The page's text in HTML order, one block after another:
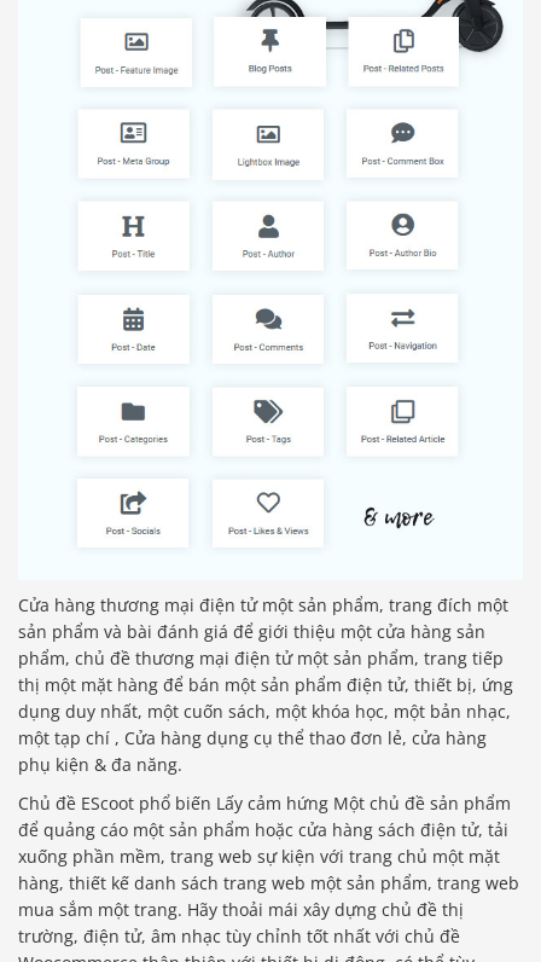
Cửa hàng thương mại điện tử một sản phẩm, trang đích một
sản phẩm và bài đánh giá để giới thiệu một cửa hàng sản
phẩm, chủ đề thương mại điện tử một sản phẩm, trang tiếp
thị một mặt hàng để bán một sản phẩm điện tử, thiết bị, ứng
dụng duy nhất, một cuốn sách, một khóa học, một bản nhạc,
một tạp chí , Cửa hàng dụng cụ thể thao đơn lẻ, cửa hàng
phụ kiện & đa năng.
Chủ đề EScoot phổ biến Lấy cảm hứng Một chủ đề sản phẩm
để quảng cáo một sản phẩm hoặc cửa hàng sách điện tử, tải
xuống phần mềm, trang web sự kiện với trang chủ một mặt
hàng, thiết kế danh sách trang web một sản phẩm, trang web
mua sắm một trang. Hãy thoải mái xây dựng chủ đề thị
trường, điện tử, âm nhạc tùy chỉnh tốt nhất với chủ đề